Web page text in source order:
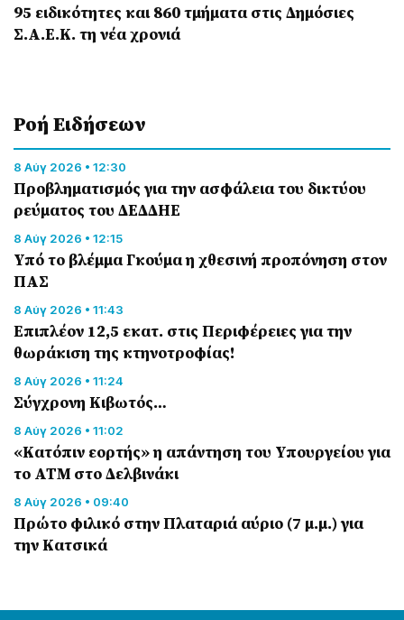
95 ειδικότητες και 860 τμήματα στις Δημόσιες
Σ.Α.Ε.Κ. τη νέα χρονιά
Ροή Eιδήσεων
8 Αύγ 2026 • 12:30
Προβληματισμός για την ασφάλεια του δικτύου
ρεύματος του ΔΕΔΔΗΕ
8 Αύγ 2026 • 12:15
Υπό το βλέμμα Γκούμα η χθεσινή προπόνηση στον
ΠΑΣ
8 Αύγ 2026 • 11:43
Επιπλέον 12,5 εκατ. στις Περιφέρειες για την
θωράκιση της κτηνοτροφίας!
8 Αύγ 2026 • 11:24
Σύγχρονη Κιβωτός…
8 Αύγ 2026 • 11:02
«Κατόπιν εορτής» η απάντηση του Υπουργείου για
το ΑΤΜ στο Δελβινάκι
8 Αύγ 2026 • 09:40
Πρώτο φιλικό στην Πλαταριά αύριο (7 μ.μ.) για
την Κατσικά